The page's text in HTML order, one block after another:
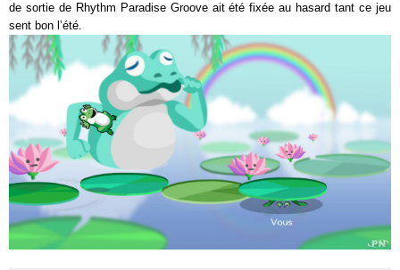
de sortie de Rhythm Paradise Groove ait été fixée au hasard tant ce jeu
sent bon l’été.